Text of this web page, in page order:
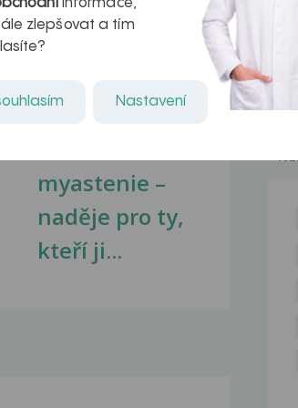
Inovativní
myastenie –
naděje pro ty,
kteří ji...
informace,
zlepšovat a tím
Nastavení